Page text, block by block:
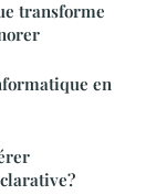
transforme
en